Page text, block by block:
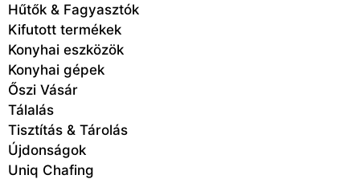
Hűtők & Fagyasztók
Kifutott termékek
Konyhai eszközök
Konyhai gépek
Őszi Vásár
Tálalás
Tisztítás & Tárolás
Újdonságok
Uniq Chafing